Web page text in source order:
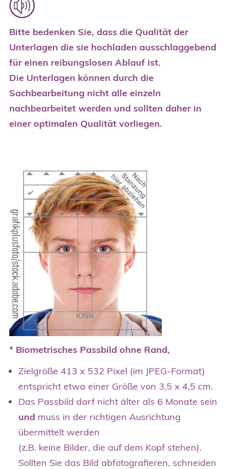
Bitte bedenken Sie, dass die Qualität der
Unterlagen die sie hochladen ausschlaggebend
für einen reibungslosen Ablauf ist.
Die Unterlagen können durch die
Sachbearbeitung nicht alle einzeln
nachbearbeitet werden und sollten daher in
einer optimalen Qualität vorliegen.
* Biometrisches Passbild ohne Rand,
Zielgröße 413 x 532 Pixel (im JPEG-Format)
entspricht etwa einer Größe von 3,5 x 4,5 cm.
Das Passbild darf nicht älter als 6 Monate sein
und muss in der richtigen Ausrichtung
übermittelt werden
(z.B. keine Bilder, die auf dem Kopf stehen).
Sollten Sie das Bild abfotografieren, schneiden